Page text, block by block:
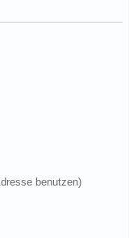
benutzen)